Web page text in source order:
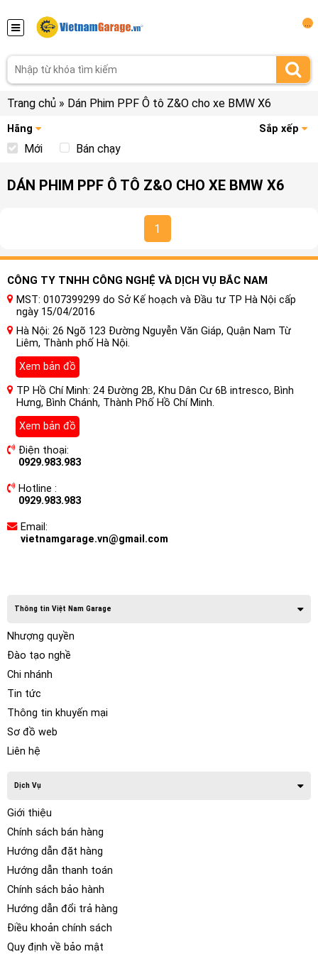
Trang chủ » Dán Phim PPF Ô tô Z&O cho xe BMW X6
Hãng Sắp xếp
Mới Bán chạy
DÁN PHIM PPF Ô TÔ Z&O CHO XE BMW X6
1
CÔNG TY TNHH CÔNG NGHỆ VÀ DỊCH VỤ BẮC NAM
MST: 0107399299 do Sở Kế hoạch và Đầu tư TP Hà Nội cấp
ngày 15/04/2016
Hà Nội: 26 Ngõ 123 Đường Nguyễn Văn Giáp, Quận Nam Từ
Liêm, Thành phố Hà Nội.
Xem bản đồ
TP Hồ Chí Minh: 24 Đường 2B, Khu Dân Cư 6B intresco, Bình
Hưng, Bình Chánh, Thành Phố Hồ Chí Minh.
Xem bản đồ
Điện thoại:
0929.983.983
Hotline :
0929.983.983
Email:
vietnamgarage.vn@gmail.com
Thông tin Việt Nam Garage
Nhượng quyền
Đào tạo nghề
Chi nhánh
Tin tức
Thông tin khuyến mại
Sơ đồ web
Liên hệ
Dịch Vụ
Giới thiệu
Chính sách bán hàng
Hướng dẫn đặt hàng
Hướng dẫn thanh toán
Chính sách bảo hành
Hướng dẫn đổi trả hàng
Điều khoản chính sách
Quy định về bảo mật